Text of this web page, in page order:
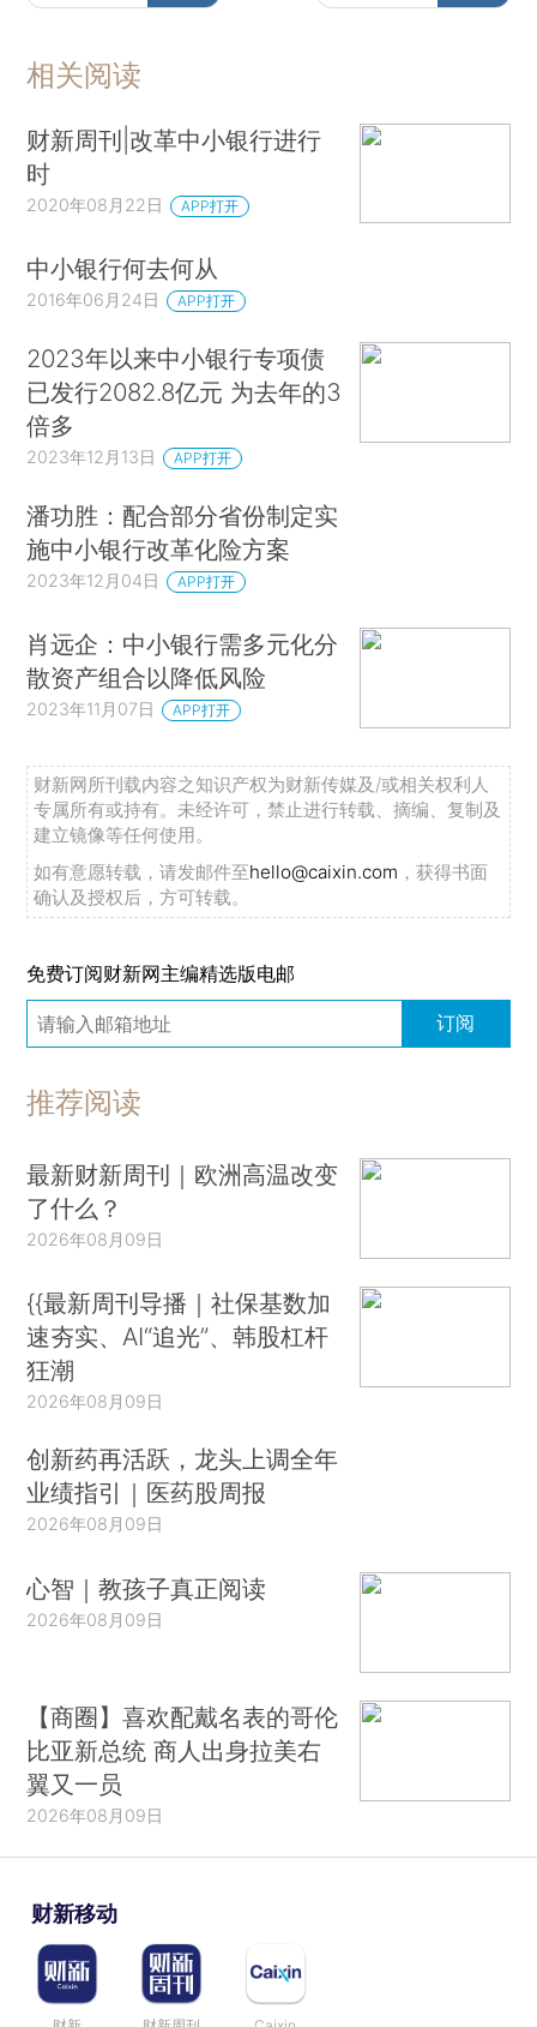
相关阅读
财新周刊|改革中小银行进行
时
2020年08月22日 APP打开
中小银行何去何从
2016年06月24日 APP打开
2023年以来中小银行专项债
已发行2082.8亿元 为去年的3
倍多
2023年12月13日 APP打开
潘功胜：配合部分省份制定实
施中小银行改革化险方案
2023年12月04日 APP打开
肖远企：中小银行需多元化分
散资产组合以降低风险
2023年11月07日 APP打开
财新网所刊载内容之知识产权为财新传媒及/或相关权利人
专属所有或持有。未经许可，禁止进行转载、摘编、复制及
建立镜像等任何使用。
如有意愿转载，请发邮件至hello@caixin.com ，获得书面
确认及授权后，方可转载。
免费订阅财新网主编精选版电邮
订阅
推荐阅读
最新财新周刊｜欧洲高温改变
了什么？
2026年08月09日
{{最新周刊导播｜社保基数加
速夯实、AI“追光”、韩股杠杆
狂潮
2026年08月09日
创新药再活跃，龙头上调全年
业绩指引｜医药股周报
2026年08月09日
心智｜教孩子真正阅读
2026年08月09日
【商圈】喜欢配戴名表的哥伦
比亚新总统 商人出身拉美右
翼又一员
2026年08月09日
财新移动